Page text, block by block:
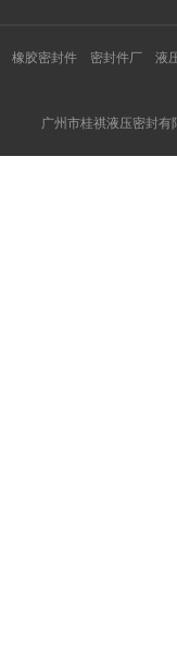
橡胶密封件 密封件厂 液
广州市桂祺液压密封有